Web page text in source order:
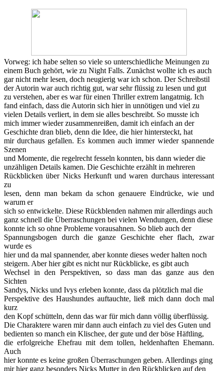
Vorweg: ich habe selten so viele so unterschiedliche Meinungen zu
einem Buch gehört, wie zu Night Falls. Zunächst wollte ich es auch
gar nicht mehr lesen, doch neugierig war ich schon. Der Schreibstil
der Autorin war auch richtig gut, war sehr flüssig zu lesen und gut
zu verstehen, aber es war für einen Thriller extrem langatmig. Ich
fand einfach, dass die Autorin sich hier in unnötigen und viel zu
vielen Details verliert, in dem sie alles beschreibt. So musste ich
mich immer wieder zusammenreißen, damit ich einfach an der
Geschichte dran blieb, denn die Idee, die hier hintersteckt, hat
mir durchaus gefallen. Es kommen auch immer wieder spannende
Szenen
und Momente, die regelrecht fesseln konnten, bis dann wieder die
unzähligen Details kamen. Die Geschichte erzählt in mehreren
Rückblicken über Nicks Herkunft und waren durchaus interessant
zu
lesen, denn man bekam da schon genauere Eindrücke, wie und
warum er
sich so entwickelte. Diese Rückblenden nahmen mir allerdings auch
ganz schnell die Überraschungen bei vielen Wendungen, denn diese
konnte ich so ohne Probleme vorausahnen. So blieb auch der
Spannungsbogen durch die ganze Geschichte eher flach, zwar
wurde es
hier und da mal spannender, aber konnte dieses weder halten noch
steigern. Aber hier gibt es nicht nur Rückblicke, es gibt auch
Wechsel in den Perspektiven, so dass man das ganze aus den
Sichten
Sandys, Nicks und Ivys erleben konnte, dass da plötzlich mal die
Perspektive des Haushundes auftauchte, ließ mich dann doch mal
kurz
den Kopf schütteln, denn das war für mich dann völlig überflüssig.
Die Charaktere waren mir dann auch einfach zu viel des Guten und
bedienten so manch ein Klischee, der gute und der böse Häftling,
die erfolgreiche Ehefrau mit dem tollen, heldenhaften Ehemann.
Auch
hier konnte es keine großen Überraschungen geben. Allerdings ging
mir hier ganz besonders Nicks Mutter in den Rückblicken auf den